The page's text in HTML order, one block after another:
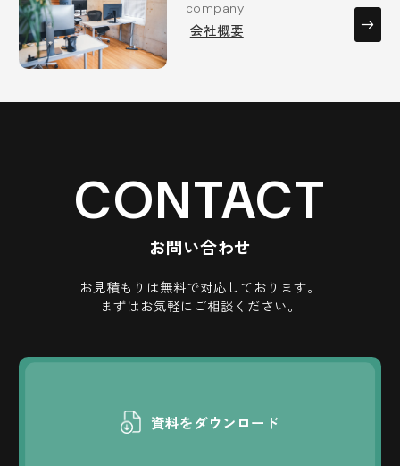
company
会社概要
CONTACT
お問い合わせ
お見積もりは無料で対応しております。
まずはお気軽にご相談ください。
資料をダウンロード